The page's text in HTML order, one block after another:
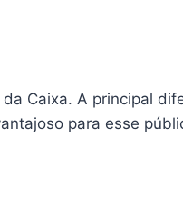
Caixa. A principal
para esse